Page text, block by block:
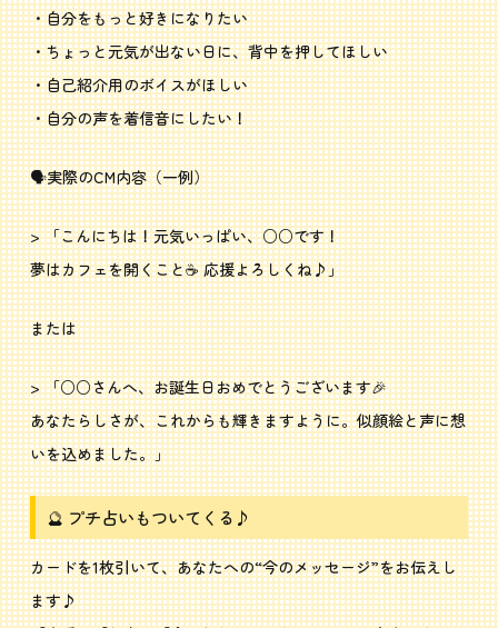
・自分をもっと好きになりたい
・ちょっと元気が出ない日に、背中を押してほしい
・自己紹介用のボイスがほしい
・自分の声を着信音にしたい！
🗣️実際のCM内容（一例）
> 「こんにちは！元気いっぱい、○○です！
夢はカフェを開くこと☕ 応援よろしくね♪」
または
> 「○○さんへ、お誕生日おめでとうございます🎉
あなたらしさが、これからも輝きますように。似顔絵と声に想
いを込めました。」
🔮 プチ占いもついてくる♪
カードを1枚引いて、あなたへの“今のメッセージ”をお伝えし
ます♪